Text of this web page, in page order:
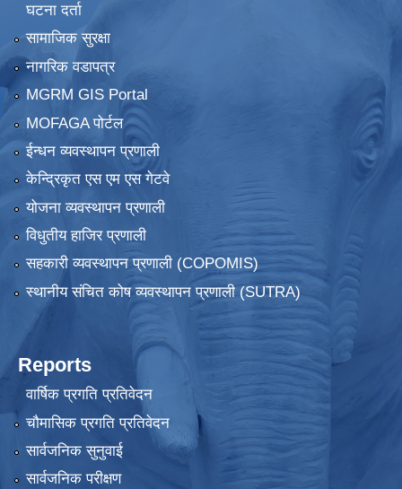
घटना दर्ता
सामाजिक सुरक्षा
नागरिक वडापत्र
MGRM GIS Portal
MOFAGA पोर्टल
ईन्धन व्यवस्थापन प्रणाली
केन्द्रिकृत एस एम एस गेटवे
योजना व्यवस्थापन प्रणाली
विधुतीय हाजिर प्रणाली
सहकारी व्यवस्थापन प्रणाली (COPOMIS)
स्थानीय संचित कोष व्यवस्थापन प्रणाली (SUTRA)
Reports
वार्षिक प्रगति प्रतिवेदन
चौमासिक प्रगति प्रतिवेदन
सार्वजनिक सुनुवाई
सार्वजनिक परीक्षण